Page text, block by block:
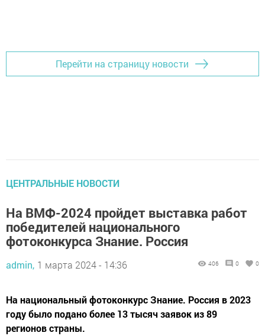
Перейти на страницу новости
ЦЕНТРАЛЬНЫЕ НОВОСТИ
На ВМФ-2024 пройдет выставка работ
победителей национального
фотоконкурса Знание. Россия
admin, 1 марта 2024 - 14:36 406 0 0
На национальный фотоконкурс Знание. Россия в 2023
году было подано более 13 тысяч заявок из 89
регионов страны.